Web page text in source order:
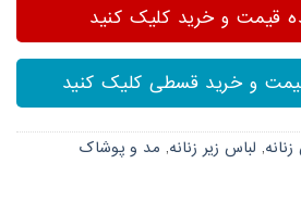
قیمت و خرید کلیک کنید
و خرید قسطی کلیک کنید
, لباس زیر زنانه, مد و پوشاک